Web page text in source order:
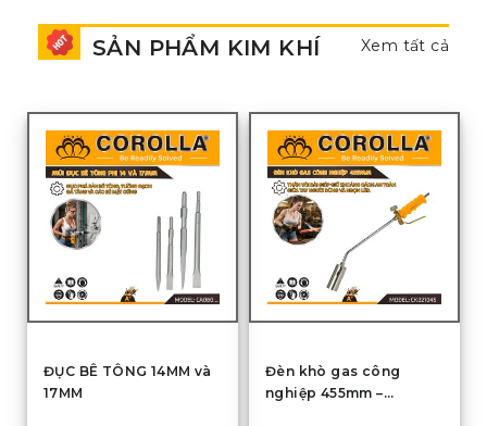
SẢN PHẨM KIM KHÍ Xem tất cả
ĐỤC BÊ TÔNG 14MM và
17MM
Đèn khò gas công
nghiệp 455mm –